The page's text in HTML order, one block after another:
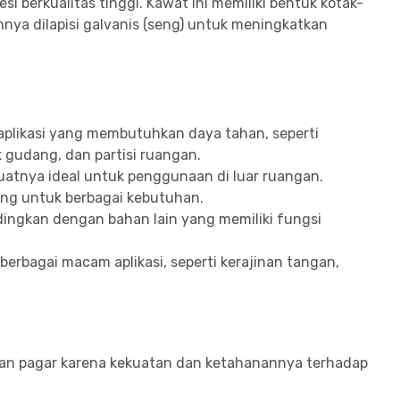
dilapisi galvanis (seng) untuk meningkatkan
yang membutuhkan daya tahan, seperti
gudang, dan partisi ruangan.
ideal untuk penggunaan di luar ruangan.
untuk berbagai kebutuhan.
dengan bahan lain yang memiliki fungsi
macam aplikasi, seperti kerajinan tangan,
pagar karena kekuatan dan ketahanannya terhadap